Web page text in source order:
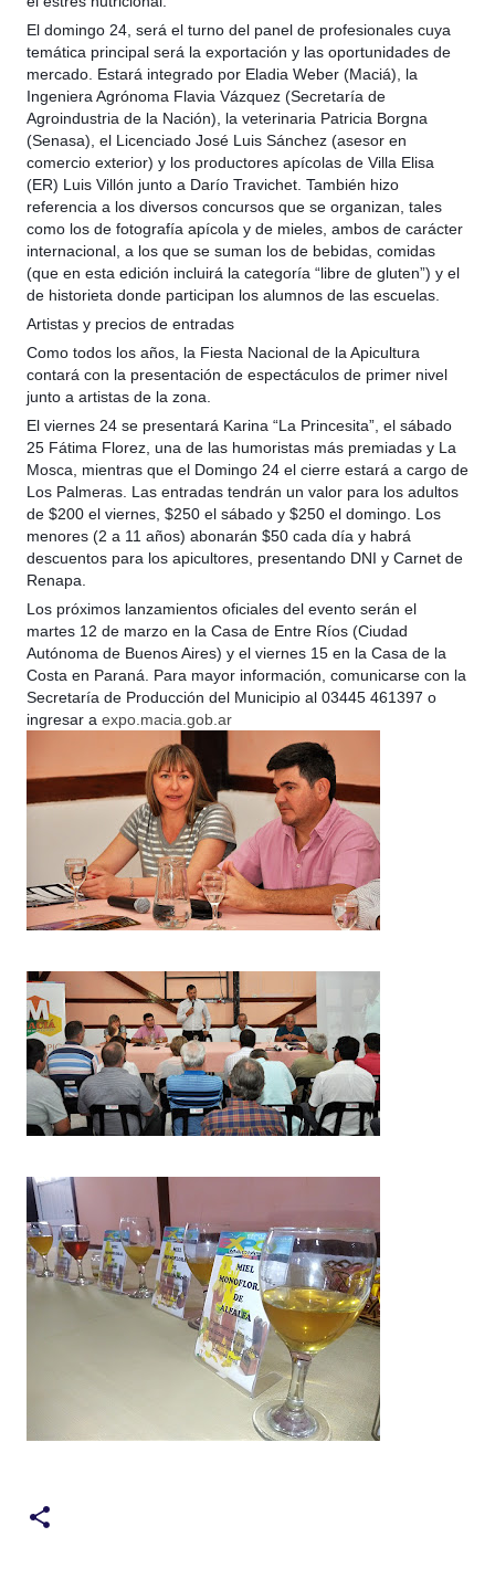
El domingo 24, será el turno del panel de profesionales cuya
temática principal será la exportación y las oportunidades de
mercado. Estará integrado por Eladia Weber (Maciá), la
Ingeniera Agrónoma Flavia Vázquez (Secretaría de
Agroindustria de la Nación), la veterinaria Patricia Borgna
(Senasa), el Licenciado José Luis Sánchez (asesor en
comercio exterior) y los productores apícolas de Villa Elisa
(ER) Luis Villón junto a Darío Travichet. También hizo
referencia a los diversos concursos que se organizan, tales
como los de fotografía apícola y de mieles, ambos de carácter
internacional, a los que se suman los de bebidas, comidas
(que en esta edición incluirá la categoría “libre de gluten”) y el
de historieta donde participan los alumnos de las escuelas.
Artistas y precios de entradas
Como todos los años, la Fiesta Nacional de la Apicultura
contará con la presentación de espectáculos de primer nivel
junto a artistas de la zona.
El viernes 24 se presentará Karina “La Princesita”, el sábado
25 Fátima Florez, una de las humoristas más premiadas y La
Mosca, mientras que el Domingo 24 el cierre estará a cargo de
Los Palmeras. Las entradas tendrán un valor para los adultos
de $200 el viernes, $250 el sábado y $250 el domingo. Los
menores (2 a 11 años) abonarán $50 cada día y habrá
descuentos para los apicultores, presentando DNI y Carnet de
Renapa.
Los próximos lanzamientos oficiales del evento serán el
martes 12 de marzo en la Casa de Entre Ríos (Ciudad
Autónoma de Buenos Aires) y el viernes 15 en la Casa de la
Costa en Paraná. Para mayor información, comunicarse con la
Secretaría de Producción del Municipio al 03445 461397 o
ingresar a expo.macia.gob.ar